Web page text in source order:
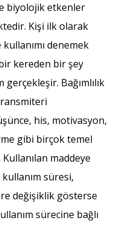
biyolojik etkenler
Kişi ilk olarak
denemek
kereden bir şey
Bağımlılık
his, motivasyon,
gibi birçok temel
maddeye
kullanım süresi,
değişiklik gösterse
sürecine bağlı